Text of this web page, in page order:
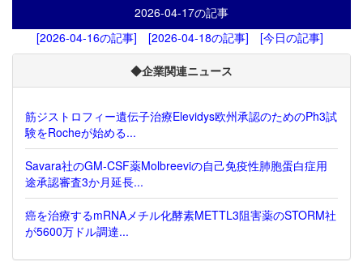
2026-04-17の記事
[2026-04-16の記事]
[2026-04-18の記事] [今日の記事]
◆企業関連ニュース
筋ジストロフィー遺伝子治療Elevidys欧州承認のためのPh3試
験をRocheが始める...
Savara社のGM-CSF薬Molbreeviの自己免疫性肺胞蛋白症用
途承認審査3か月延長...
癌を治療するmRNAメチル化酵素METTL3阻害薬のSTORM社
が5600万ドル調達...